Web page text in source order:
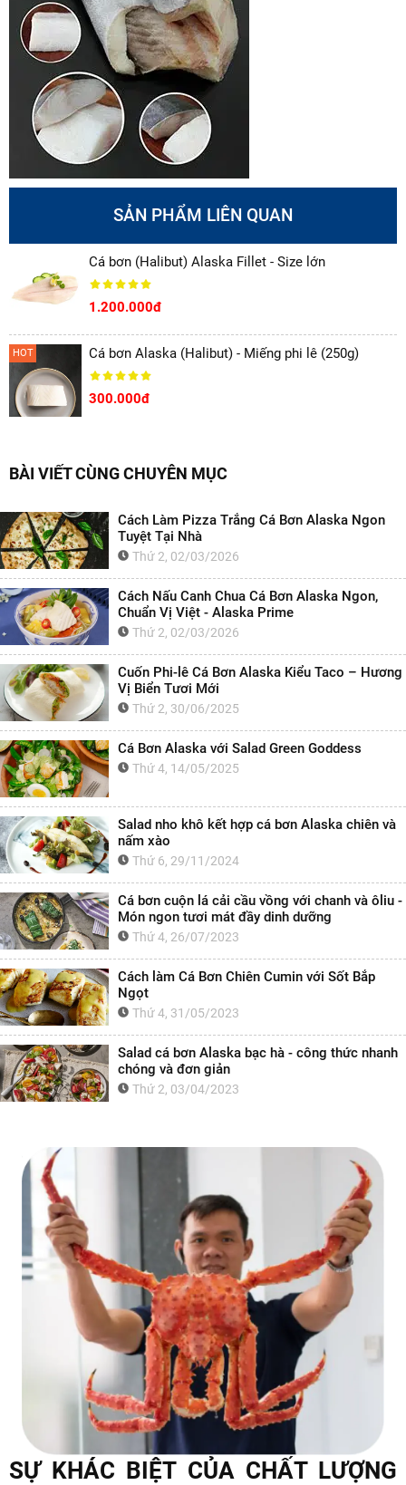
SẢN PHẨM LIÊN QUAN
Cá bơn (Halibut) Alaska Fillet - Size lớn
1.200.000đ
HOT Cá bơn Alaska (Halibut) - Miếng phi lê (250g)
300.000đ
BÀI VIẾT CÙNG CHUYÊN MỤC
Cách Làm Pizza Trắng Cá Bơn Alaska Ngon
Tuyệt Tại Nhà
Thứ 2, 02/03/2026
Cách Nấu Canh Chua Cá Bơn Alaska Ngon,
Chuẩn Vị Việt - Alaska Prime
Thứ 2, 02/03/2026
Cuốn Phi-lê Cá Bơn Alaska Kiểu Taco – Hương
Vị Biển Tươi Mới
Thứ 2, 30/06/2025
Cá Bơn Alaska với Salad Green Goddess
Thứ 4, 14/05/2025
Salad nho khô kết hợp cá bơn Alaska chiên và
nấm xào
Thứ 6, 29/11/2024
Cá bơn cuộn lá cải cầu vồng với chanh và ôliu -
Món ngon tươi mát đầy dinh dưỡng
Thứ 4, 26/07/2023
Cách làm Cá Bơn Chiên Cumin với Sốt Bắp
Ngọt
Thứ 4, 31/05/2023
Salad cá bơn Alaska bạc hà - công thức nhanh
chóng và đơn giản
Thứ 2, 03/04/2023
SỰ KHÁC BIỆT CỦA CHẤT LƯỢNG